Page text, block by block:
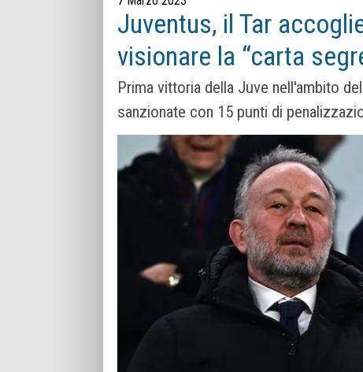
Juventus, il Tar
visionare la “carta
Prima vittoria della Juve nell'ambito
sanzionate con 15 punti di